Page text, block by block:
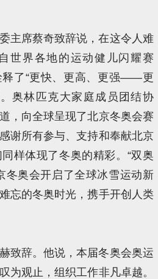
主席蔡奇致辞说，在这令人难
世界各地的运动健儿闪耀赛
释了“更快、更高、更强——更
奥林匹克大家庭成员团结协
，向全球呈现了北京冬奥会赛
谢所有参与、支持和奉献北京
样体现了冬奥的精彩。“双奥
冬奥会开启了全球冰雪运动新
忘的冬奥时光，携手开创人类
致辞。他说，本届冬奥会奥运
为观止，组织工作非凡卓越。